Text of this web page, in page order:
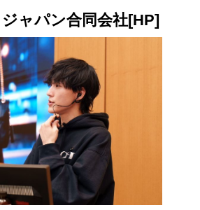
ャパン合同会社[HP]